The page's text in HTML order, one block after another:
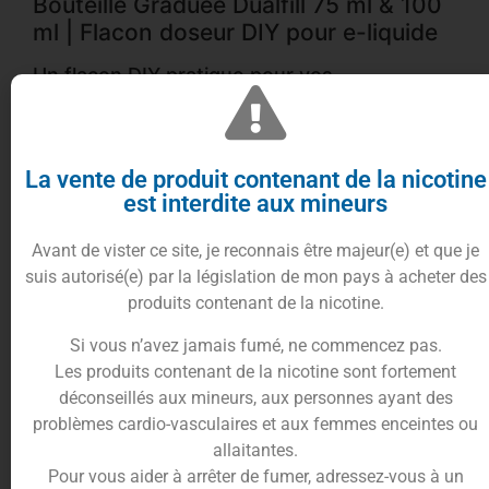
ml | Flacon doseur DIY pour e-liquide
Un flacon DIY pratique pour vos
La Bouteille Graduée Dualfill est spécialement
conçue pour faciliter la préparation et le dosage
de vos recettes d’e-liquides DIY. Disponible en 75
ml et 100 ml, ce flacon gradué combine praticité,
précision et transport facilité, idéal pour tous les
passionnés de création maison de e-liquides.
Double embout pour un remplissage simple
et propre
Ce flacon est équipé de deux embouts
complémentaires :
une large ouverture pour verser rapidement la
base, les arômes ou la préparation finale,
La vente de produit contenant de la nicotine
est interdite aux mineurs
Avant de vister ce site, je reconnais être majeur(e) et que je
suis autorisé(e) par la législation de mon pays à acheter des
produits contenant de la nicotine.
Si vous n’avez jamais fumé, ne commencez pas.
Les produits contenant de la nicotine sont fortement
déconseillés aux mineurs, aux personnes ayant des
problèmes cardio-vasculaires et aux femmes enceintes ou
allaitantes.
Pour vous aider à arrêter de fumer, adressez-vous à un